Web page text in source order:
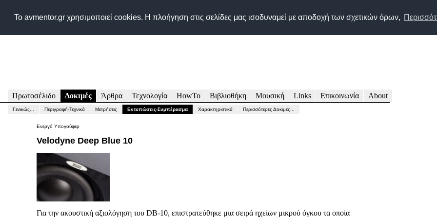
Το avmentor.gr χρησιμοποιεί cookies. Η πλοήγηση στις σελίδες μας ισοδυναμεί με αποδοχή των σχετικών όρων,
Δικτυακός τόπος για τις Τεχνολογίες Audio, Video, HiFi, High End, Home Entertainment
Greek site for Audio Video & Home Entertainment technologies
Πρωτοσέλιδο Δοκιμές Άρθρα Τεχνολογία HowTo Βιβλιοθήκη Μουσική Links Επικοινωνία About
Γενικώς... Περιγραφή-Τεχνικά Μετρήσεις Εντυπώσεις-Συμπέρασμα Χαρακτηριστικά Περισσότερες Δοκιμές...
Ενεργό Υπογούφερ
Velodyne Deep Blue 10
Για την ακουστική αξιολόγηση του DB-10, επιστρατεύθηκε μια σειρά ηχείων μικρού όγκου τα οποία